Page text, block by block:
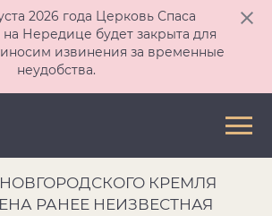
2026 года Церковь Спаса
Нередице будет закрыта для
извинения за временные
неудобства.
КРЕМЛЯ
РАНЕЕ НЕИЗВЕСТНАЯ